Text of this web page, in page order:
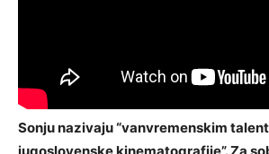
Sonju nazivaju “vanvremenskim
jugoslovenske kinematografije”. Za